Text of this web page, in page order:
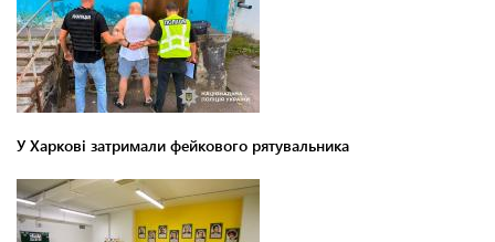
У Харкові затримали фейкового рятувальника